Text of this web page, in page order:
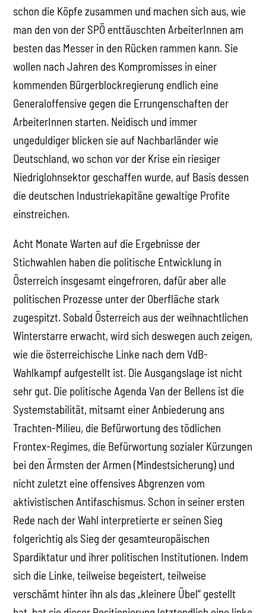
schon die Köpfe zusammen und machen sich aus, wie
man den von der SPÖ enttäuschten ArbeiterInnen am
besten das Messer in den Rücken rammen kann. Sie
wollen nach Jahren des Kompromisses in einer
kommenden Bürgerblockregierung endlich eine
Generaloffensive gegen die Errungenschaften der
ArbeiterInnen starten. Neidisch und immer
ungeduldiger blicken sie auf Nachbarländer wie
Deutschland, wo schon vor der Krise ein riesiger
Niedriglohnsektor geschaffen wurde, auf Basis dessen
die deutschen Industriekapitäne gewaltige Profite
einstreichen.
Acht Monate Warten auf die Ergebnisse der
Stichwahlen haben die politische Entwicklung in
Österreich insgesamt eingefroren, dafür aber alle
politischen Prozesse unter der Oberfläche stark
zugespitzt. Sobald Österreich aus der weihnachtlichen
Winterstarre erwacht, wird sich deswegen auch zeigen,
wie die österreichische Linke nach dem VdB-
Wahlkampf aufgestellt ist. Die Ausgangslage ist nicht
sehr gut. Die politische Agenda Van der Bellens ist die
Systemstabilität, mitsamt einer Anbiederung ans
Trachten-Milieu, die Befürwortung des tödlichen
Frontex-Regimes, die Befürwortung sozialer Kürzungen
bei den Ärmsten der Armen (Mindestsicherung) und
nicht zuletzt eine offensives Abgrenzen vom
aktivistischen Antifaschismus. Schon in seiner ersten
Rede nach der Wahl interpretierte er seinen Sieg
folgerichtig als Sieg der gesamteuropäischen
Spardiktatur und ihrer politischen Institutionen. Indem
sich die Linke, teilweise begeistert, teilweise
verschämt hinter ihn als das „kleinere Übel“ gestellt